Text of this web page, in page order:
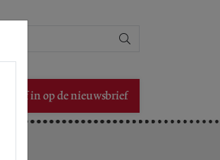
Schrijf in op de nieuwsbrief